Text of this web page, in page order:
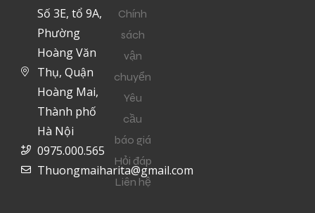
Số 3E, tổ 9A,
Phường
Hoàng Văn
Thụ, Quận
Hoàng Mai,
Thành phố
Hà Nội
0975.000.565
Thuongmaiharita@gmail.com
Chính
sách
vận
chuyển
Yêu
cầu
báo giá
Hỏi đáp
Liên hệ